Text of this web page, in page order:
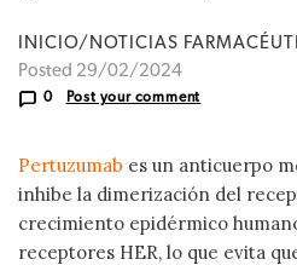
INICIO/NOTICIAS
Posted 29/02/2024
0 Post your comment
Pertuzumab es un anticuerpo
inhibe la dimerización del
crecimiento epidérmico
receptores HER, lo que evita